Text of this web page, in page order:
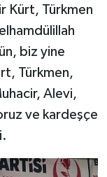
Kürt, Türkmen
biz yine
Türkmen,
Alevi,
ve kardeşçe